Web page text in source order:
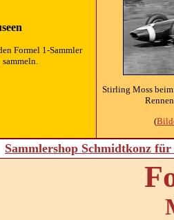
Formel 1-Sammler
Stirling Moss beim
(
Sammlershop Schmidtkonz